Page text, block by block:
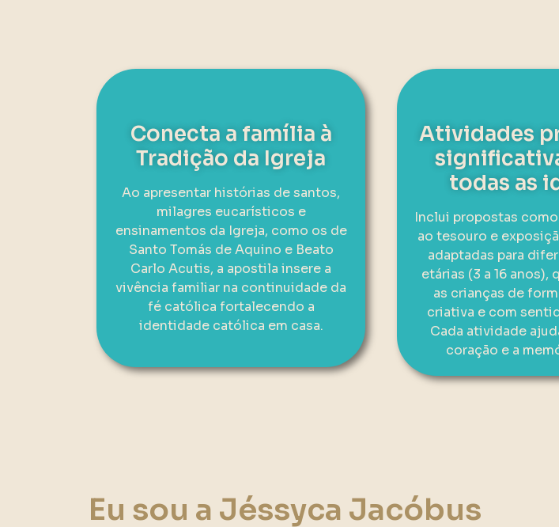
Conecta a família à
Tradição da Igreja
Ao apresentar histórias de santos,
milagres eucarísticos e
ensinamentos da Igreja, como os de
Santo Tomás de Aquino e Beato
Carlo Acutis, a apostila insere a
vivência familiar na continuidade da
fé católica fortalecendo a
identidade católica em casa.
Atividades
todas as
Inclui propostas
ao tesouro e
adaptadas para
etárias (3 a 16 anos),
as crianças de
criativa e com
Cada atividade
coração e a
Eu sou a Jéssyca Jacóbus